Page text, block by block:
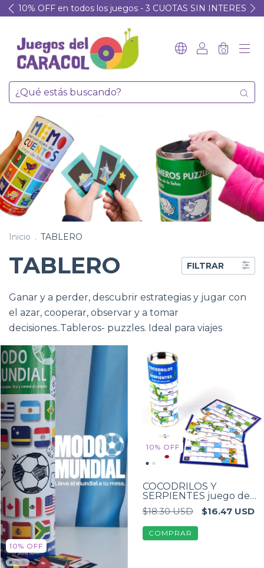
10% OFF en todos los juegos - 3 CUOTAS SIN INTERES
0
Inicio . TABLERO
TABLERO FILTRAR
Ganar y a perder, descubrir estrategias y jugar con
el azar, cooperar, observar y a tomar
decisiones..Tableros- puzzles. Ideal para viajes
10% OFF
10% OFF
COCODRILOS Y
SERPIENTES juego de
mesa tablero
$18.30 USD $16.47 USD